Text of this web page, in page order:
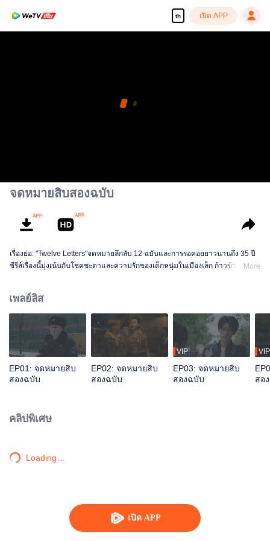
th เปิด APP
เปิด APP
จดหมายสิบสองฉบับ
เรื่องย่อ: "Twelve Letters"จดหมายลึกลับ 12 ฉบับและการรอคอยยาวนานถึง 35 ปี
ซีรีส์เรื่องนี้มุ่งเน้นกับโชคชะตาและความรักของเด็กหนุ่มในเมืองเล็ก ก้าวข้ามการ
เบาะแส ตามหาความจริง
More
เพลย์ลิส
EP01: จดหมายสิบ
สองฉบับ
EP02: จดหมายสิบ
สองฉบับ
VIP
EP03: จดหมายสิบ
สองฉบับ
VIP
สอ
คลิปพิเศษ
Loading…